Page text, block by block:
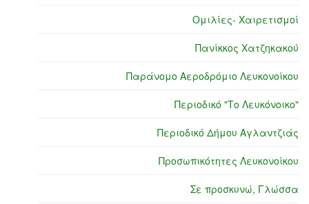
Ομιλίες- Χαιρετισμοί
Πανίκκος Χατζηκακού
Παράνομο Αεροδρόμιο Λευκονοίκου
Περιοδικό "Το Λευκόνοικο"
Περιοδικό Δήμου Αγλαντζιάς
Προσωπικότητες Λευκονοίκου
Σε προσκυνώ, Γλώσσα